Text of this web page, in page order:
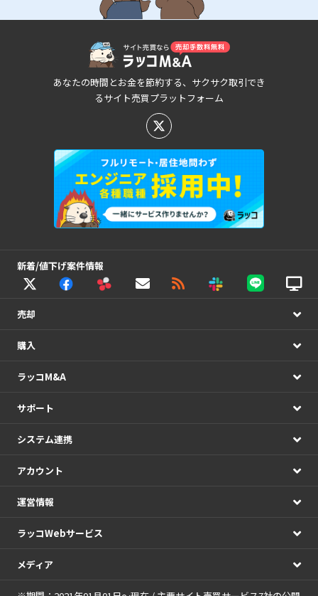
あなたの時間とお金を節約する、サクサク取引でき
るサイト売買プラットフォーム
新着/値下げ案件情報
売却
購入
ラッコM&A
サポート
システム連携
アカウント
運営情報
ラッコWebサービス
メディア